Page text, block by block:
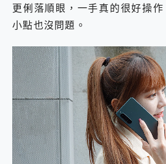
更俐落順眼，一手真的很好操
小點也沒問題。